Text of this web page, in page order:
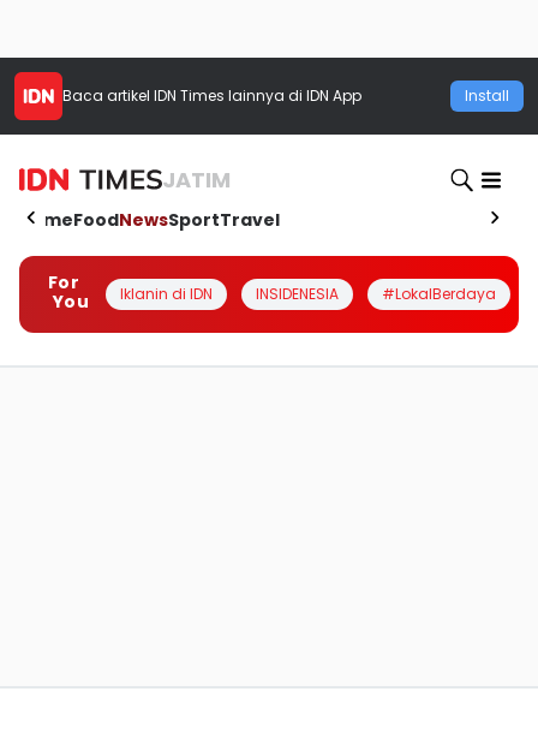
Baca artikel IDN Times lainnya di IDN App Install
JATIM
HomeFoodNewsSportTravel
For
You
Iklanin di IDN INSIDENESIA #LokalBerdaya